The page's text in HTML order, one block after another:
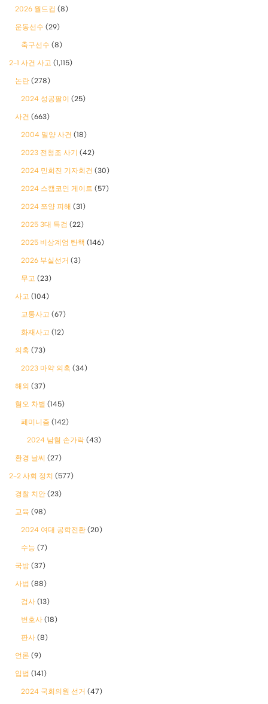
2026 월드컵 (8)
운동선수 (29)
축구선수 (8)
2-1 사건 사고 (1,115)
논란 (278)
2024 성공팔이 (25)
사건 (663)
2004 밀양 사건 (18)
2023 전청조 사기 (42)
2024 민희진 기자회견 (30)
2024 스캠코인 게이트 (57)
2024 쯔양 피해 (31)
2025 3대 특검 (22)
2025 비상계엄 탄핵 (146)
2026 부실선거 (3)
무고 (23)
사고 (104)
교통사고 (67)
화재사고 (12)
의혹 (73)
2023 마약 의혹 (34)
해외 (37)
혐오 차별 (145)
폐미니즘 (142)
2024 남혐 손가락 (43)
환경 날씨 (27)
2-2 사회 정치 (577)
경찰 치안 (23)
교육 (98)
2024 여대 공학전환 (20)
수능 (7)
국방 (37)
사법 (88)
검사 (13)
변호사 (18)
판사 (8)
언론 (9)
입법 (141)
2024 국회의원 선거 (47)